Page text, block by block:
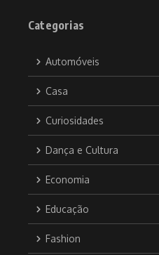
Categorias
Automóveis
Casa
Curiosidades
Dança e Cultura
Economia
Educação
Fashion